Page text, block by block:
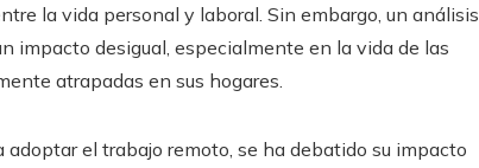
la vida personal y laboral. Sin embargo, un análisis
impacto desigual, especialmente en la vida de las
atrapadas en sus hogares.
el trabajo remoto, se ha debatido su impacto